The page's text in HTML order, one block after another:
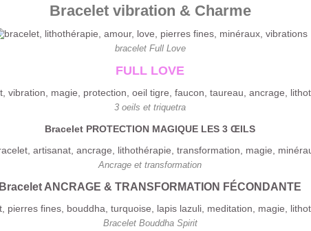
Bracelet vibration & Charme
bracelet Full Love
FULL LOVE
3 oeils et triquetra
Bracelet PROTECTION MAGIQUE LES 3 ŒILS
Ancrage et transformation
Bracelet ANCRAGE & TRANSFORMATION FÉCONDANTE
Bracelet Bouddha Spirit